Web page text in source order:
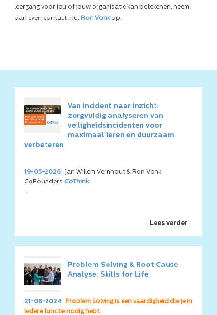
leergang voor jou of jouw organisatie kan betekenen, neem
dan even contact met Ron Vonkop.
Van incident naar inzicht:
zorgvuldig analyseren van
veiligheidsincidenten voor
maximaal leren en duurzaam
verbeteren
19-05-2026
Jan Willem Vernhout & Ron Vonk
CoFounders CoThink
samenspel van technische, menselijke, organisatorische
bestaande systeem mogelijk werd.
Een gestructureerde Root Cause Analyse (RCA) helpt
onderliggende oorzaken, aannames en falende of
ontbrekende barrières zichtbaar te maken.
Lees verder
Problem Solving & Root Cause
Analyse: Skills for Life
21-08-2024
Problem Solving is een vaardigheid die je in
iedere functie nodig hebt.